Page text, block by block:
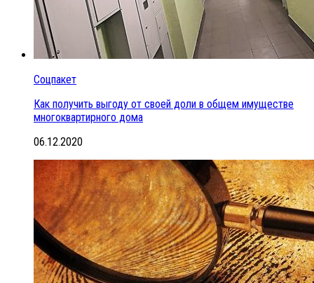
Соцпакет
Как получить выгоду от своей доли в общем имуществе
многоквартирного дома
06.12.2020